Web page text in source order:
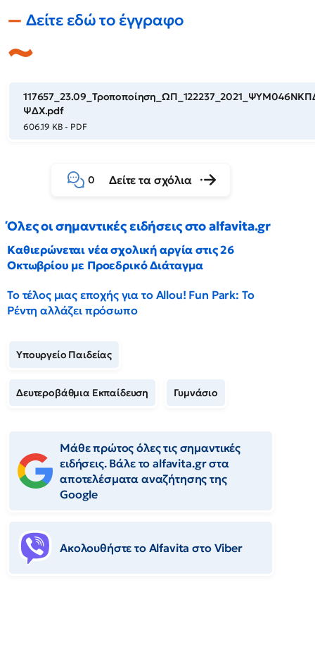
Δείτε εδώ το έγγραφο
ΨΔΧ.pdf
606.19 KB - PDF
0 Δείτε τα σχόλια
Όλες οι σημαντικές ειδήσεις στο alfavita.gr
Καθιερώνεται νέα σχολική αργία στις 26
Οκτωβρίου με Προεδρικό Διάταγμα
Το τέλος μιας εποχής για το Allou! Fun Park: Το
Ρέντη αλλάζει πρόσωπο
Υπουργείο Παιδείας
Δευτεροβάθμια Εκπαίδευση Γυμνάσιο
Μάθε πρώτος όλες τις σημαντικές
ειδήσεις. Βάλε το alfavita.gr στα
αποτελέσματα αναζήτησης της
Google
Ακολουθήστε το Αlfavita στο Viber